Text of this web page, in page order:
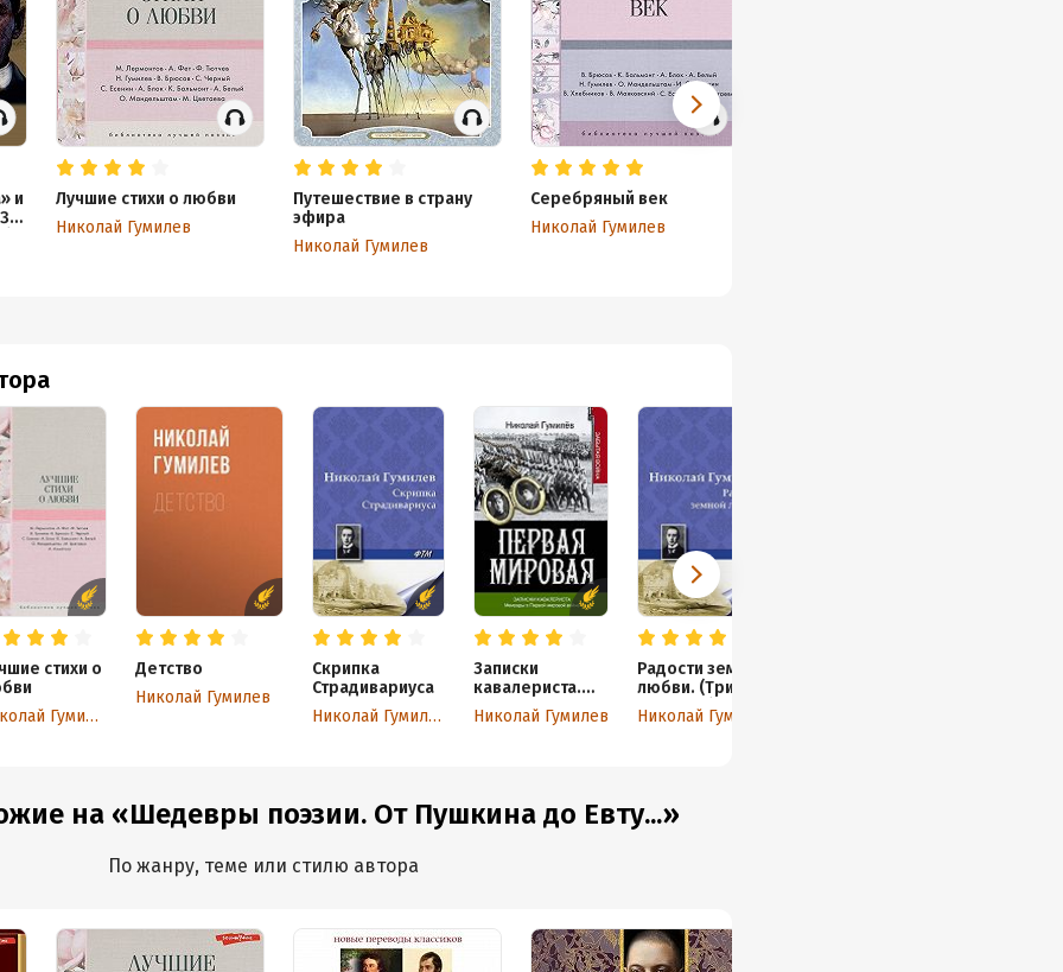
стихи о
Николай Гумилев
Детство
Николай Гумилев
Скрипка
Страдивариуса
Николай Гумилев
Записки
кавалериста.
Мемуары о
первой мировой
Николай Гумилев
Радости земной
любви. (Три
новеллы)
и
Лучшие стихи о любви
Николай Гумилев
Путешествие в страну
эфира
Николай Гумилев
Серебряный век
Николай Гумилев
на «Шедевры поэзии. От Пушкина до Евту...»
По жанру, теме или стилю автора